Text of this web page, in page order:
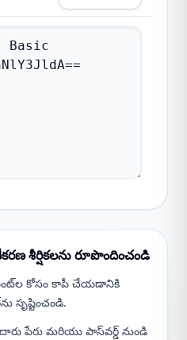
శీర్షికలను రూపొందించండి
కోసం కాపీ చేయడానికి
సృష్టించండి.
పేరు మరియు పాస్‌వర్డ్ నుండి